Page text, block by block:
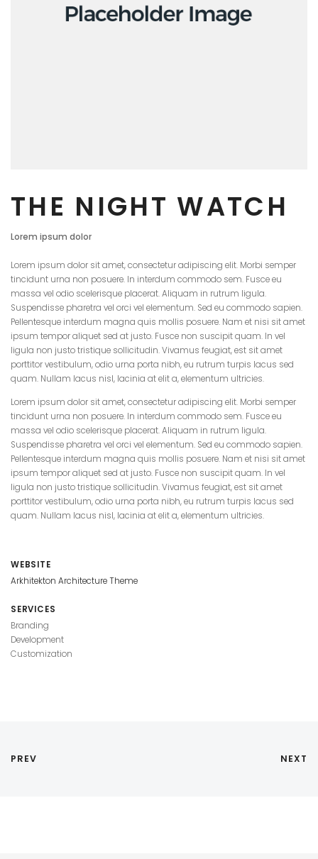
THE NIGHT WATCH
Lorem ipsum dolor
Lorem ipsum dolor sit amet, consectetur adipiscing elit. Morbi semper
tincidunt urna non posuere. In interdum commodo sem. Fusce eu
massa vel odio scelerisque placerat. Aliquam in rutrum ligula.
Suspendisse pharetra vel orci vel elementum. Sed eu commodo sapien.
Pellentesque interdum magna quis mollis posuere. Nam et nisi sit amet
ipsum tempor aliquet sed at justo. Fusce non suscipit quam. In vel
ligula non justo tristique sollicitudin. Vivamus feugiat, est sit amet
porttitor vestibulum, odio urna porta nibh, eu rutrum turpis lacus sed
quam. Nullam lacus nisl, lacinia at elit a, elementum ultricies.
Lorem ipsum dolor sit amet, consectetur adipiscing elit. Morbi semper
tincidunt urna non posuere. In interdum commodo sem. Fusce eu
massa vel odio scelerisque placerat. Aliquam in rutrum ligula.
Suspendisse pharetra vel orci vel elementum. Sed eu commodo sapien.
Pellentesque interdum magna quis mollis posuere. Nam et nisi sit amet
ipsum tempor aliquet sed at justo. Fusce non suscipit quam. In vel
ligula non justo tristique sollicitudin. Vivamus feugiat, est sit amet
porttitor vestibulum, odio urna porta nibh, eu rutrum turpis lacus sed
quam. Nullam lacus nisl, lacinia at elit a, elementum ultricies.
WEBSITE
Arkhitekton Architecture Theme
SERVICES
Branding
Development
Customization
PREV NEXT